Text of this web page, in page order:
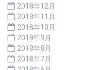
2018年12月
2018年11月
2018年10月
2018年9月
2018年8月
2018年7月